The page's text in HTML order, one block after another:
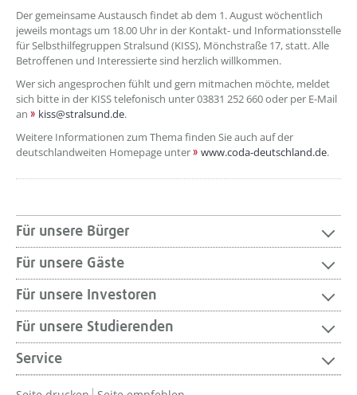
Der gemeinsame Austausch findet ab dem 1. August wöchentlich
jeweils montags um 18.00 Uhr in der Kontakt- und Informationsstelle
für Selbsthilfegruppen Stralsund (KISS), Mönchstraße 17, statt. Alle
Betroffenen und Interessierte sind herzlich willkommen.
Wer sich angesprochen fühlt und gern mitmachen möchte, meldet
sich bitte in der KISS telefonisch unter 03831 252 660 oder per E-Mail
an
kiss@stralsund.de.
Weitere Informationen zum Thema finden Sie auch auf der
deutschlandweiten Homepage unter
www.coda-deutschland.de.
Für unsere Bürger
Für unsere Gäste
Für unsere Investoren
Für unsere Studierenden
Service